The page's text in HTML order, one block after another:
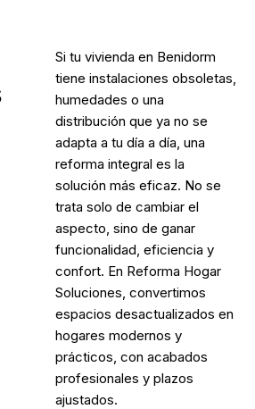
Si tu vivienda en Benidorm
tiene instalaciones obsoletas,
humedades o una
distribución que ya no se
adapta a tu día a día, una
reforma integral es la
solución más eficaz. No se
trata solo de cambiar el
aspecto, sino de ganar
funcionalidad, eficiencia y
confort. En Reforma Hogar
Soluciones, convertimos
espacios desactualizados en
hogares modernos y
prácticos, con acabados
profesionales y plazos
ajustados.